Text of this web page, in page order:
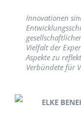
Innovationen
Vielfalt der
Aspekte zu
Verbündete für
ELKE